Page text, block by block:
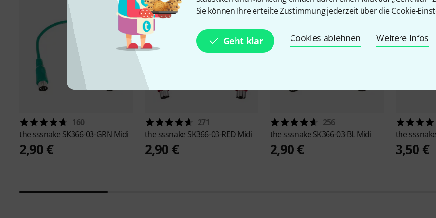
Sie können Ihre erteilte Zustimmung jederzeit über die Cookie-
Geht klar Cookies ablehnen Weitere Infos
160
the sssnake SK366-03-GRN Midi
2,90 €
271
the sssnake SK366-03-RED Midi
2,90 €
256
the sssnake SK366-03-BL Midi
2,90 €
the sssnake
3,50 €